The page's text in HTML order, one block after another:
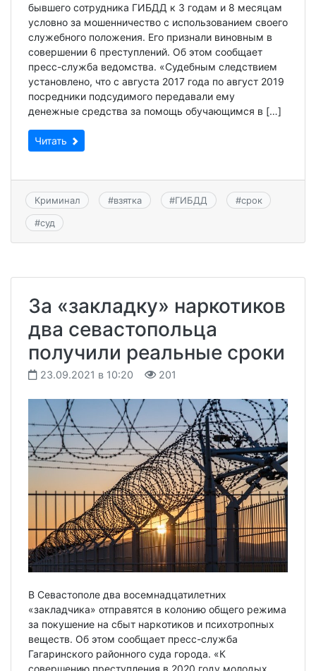
бывшего сотрудника ГИБДД к 3 годам и 8 месяцам
условно за мошенничество с использованием своего
служебного положения. Его признали виновным в
совершении 6 преступлений. Об этом сообщает
пресс-служба ведомства. «Судебным следствием
установлено, что с августа 2017 года по август 2019
посредники подсудимого передавали ему
денежные средства за помощь обучающимся в […]
Читать
Криминал #взятка #ГИБДД #срок
#суд
За «закладку» наркотиков
два севастопольца
получили реальные сроки
23.09.2021 в 10:20 201
В Севастополе два восемнадцатилетних
«закладчика» отправятся в колонию общего режима
за покушение на сбыт наркотиков и психотропных
веществ. Об этом сообщает пресс-служба
Гагаринского районного суда города. «К
совершению преступления в 2020 году молодых